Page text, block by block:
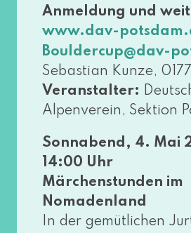
Anmeldung und
www​.dav​-
Bouldercup@​dav-​
Sebastian Kunze, 0177
Veranstalter:
Alpenverein, Sektion
Sonnabend, 4. Mai
14:00 Uhr
Märchenstunden im
Nomadenland
In der gemüt­li­chen